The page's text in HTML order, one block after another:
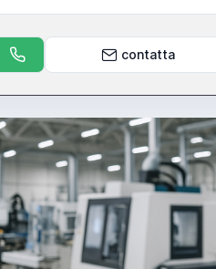
contatta